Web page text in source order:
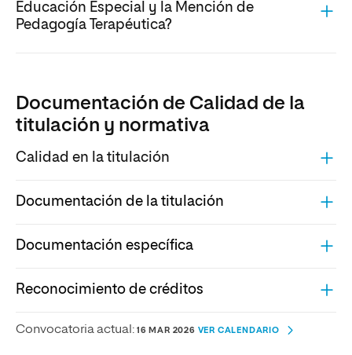
Educación Especial y la Mención de
Pedagogía Terapéutica?
Documentación de Calidad de la
titulación y normativa
Calidad en la titulación
Documentación de la titulación
Documentación específica
Reconocimiento de créditos
Convocatoria actual: 16 MAR 2026 VER CALENDARIO